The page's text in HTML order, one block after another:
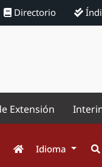
Directorio
Extensión
Idioma